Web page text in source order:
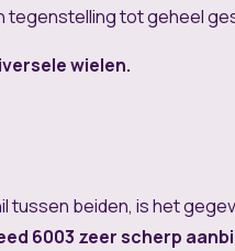
tegenstelling tot geheel
wielen.
tussen beiden, is het
6003 zeer scherp